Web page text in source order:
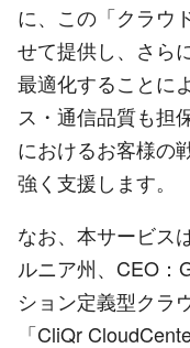
に、この「クラウ
せて提供し、さら
最適化することに
ス・通信品質も担
におけるお客様の
強く支援します。
なお、本サービス
ルニア州、CEO：
ション定義型クラ
「CliQr